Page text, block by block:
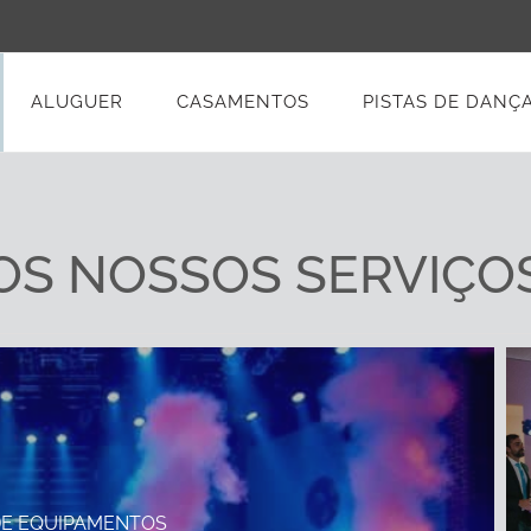
ALUGUER CASAMENTOS PISTAS DE
NOSSOS
EQUIPAMENTOS